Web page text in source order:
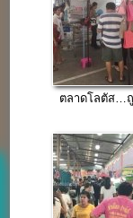
ตลาดโลตัส…